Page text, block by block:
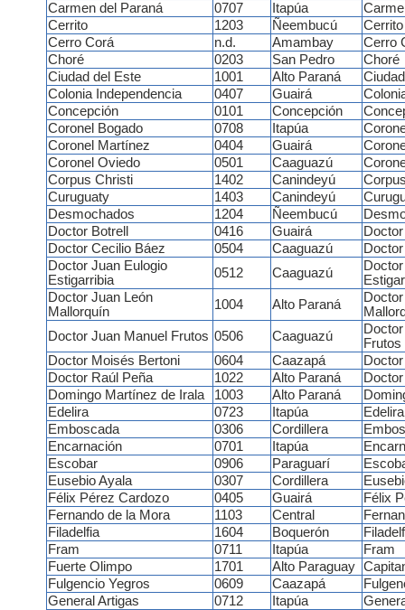
Carmen del Paraná
0707 Itapúa
Cerrito
1203 Ñeembucú
Cerrito
Cerro Corá
n.d. Amambay
Cerro
Choré
0203 San Pedro
Choré
Ciudad del Este
1001 Alto Paraná
Colonia Independencia
0407 Guairá
Concepción
0101 Concepción
Coronel Bogado
0708 Itapúa
Coronel Martínez
0404 Guairá
Coronel Oviedo
0501 Caaguazú
Corpus Christi
1402 Canindeyú
Curuguaty
1403 Canindeyú
Desmochados
1204 Ñeembucú
Doctor Botrell
0416 Guairá
Doctor Cecilio Báez
0504 Caaguazú
Doctor Juan Eulogio
Estigarribia
0512 Caaguazú
Doctor Juan León
Mallorquín
1004 Alto Paraná
Doctor Juan Manuel Frutos 0506 Caaguazú
Frutos
Doctor Moisés Bertoni
0604 Caazapá
Doctor Raúl Peña
1022 Alto Paraná
Domingo Martínez de Irala
1003 Alto Paraná
Edelira
0723 Itapúa
Edelira
Emboscada
0306 Cordillera
Encarnación
0701 Itapúa
Escobar
0906 Paraguarí
Eusebio Ayala
0307 Cordillera
Félix Pérez Cardozo
0405 Guairá
Félix
Fernando de la Mora
1103 Central
Filadelfia
1604 Boquerón
Fram
0711 Itapúa
Fram
Fuerte Olimpo
1701 Alto Paraguay
Fulgencio Yegros
0609 Caazapá
General Artigas
0712 Itapúa